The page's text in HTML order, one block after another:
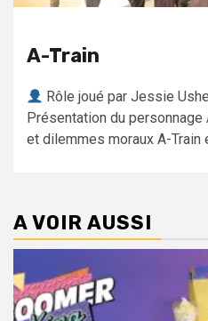
A-Train
Rôle joué par Jessie
Présentation du
et dilemmes moraux A-Train
A VOIR AUSSI